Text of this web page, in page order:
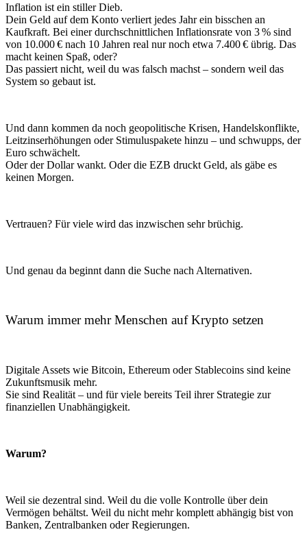
Inflation ist ein stiller Dieb.
Dein Geld auf dem Konto verliert jedes Jahr ein bisschen an
Kaufkraft. Bei einer durchschnittlichen Inflationsrate von 3 % sind
von 10.000 € nach 10 Jahren real nur noch etwa 7.400 € übrig. Das
macht keinen Spaß, oder?
Das passiert nicht, weil du was falsch machst – sondern weil das
System so gebaut ist.
Und dann kommen da noch geopolitische Krisen, Handelskonflikte,
Leitzinserhöhungen oder Stimuluspakete hinzu – und schwupps, der
Euro schwächelt.
Oder der Dollar wankt. Oder die EZB druckt Geld, als gäbe es
keinen Morgen.
Vertrauen? Für viele wird das inzwischen sehr brüchig.
Und genau da beginnt dann die Suche nach Alternativen.
Warum immer mehr Menschen auf Krypto setzen
Digitale Assets wie Bitcoin, Ethereum oder Stablecoins sind keine
Zukunftsmusik mehr.
Sie sind Realität – und für viele bereits Teil ihrer Strategie zur
finanziellen Unabhängigkeit.
Warum?
Weil sie dezentral sind. Weil du die volle Kontrolle über dein
Vermögen behältst. Weil du nicht mehr komplett abhängig bist von
Banken, Zentralbanken oder Regierungen.